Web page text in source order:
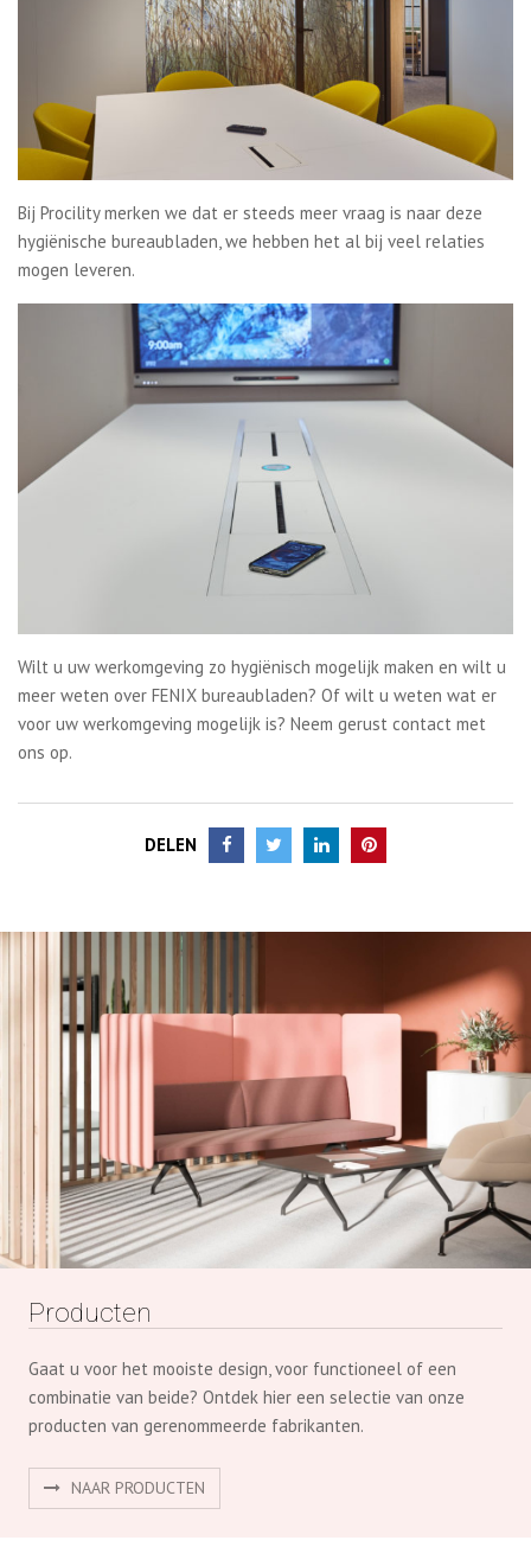
Bij Procility merken we dat er steeds meer vraag is naar deze
hygiënische bureaubladen, we hebben het al bij veel relaties
mogen leveren.
Wilt u uw werkomgeving zo hygiënisch mogelijk maken en wilt u
meer weten over FENIX bureaubladen? Of wilt u weten wat er
voor uw werkomgeving mogelijk is? Neem gerust contact met
ons op.
DELEN
Producten
Gaat u voor het mooiste design, voor functioneel of een
combinatie van beide? Ontdek hier een selectie van onze
producten van gerenommeerde fabrikanten.
NAAR PRODUCTEN